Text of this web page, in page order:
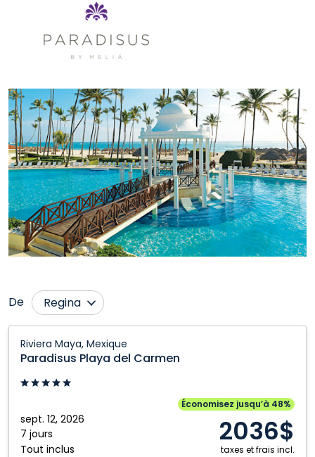
De
Regina
Calgary
Edmonton
Fort McMurray
Kamloops
Kelowna
Ottawa
Saskatoon
Toronto
Vancouver
Riviera Maya, Mexique
Paradisus Playa del Carmen
sept. 12, 2026
7 jours
Tout inclus
Économisez jusqu’à 48%
2036$
taxes et frais incl.
Playa
del
Carmen:
Maya,
Mexique